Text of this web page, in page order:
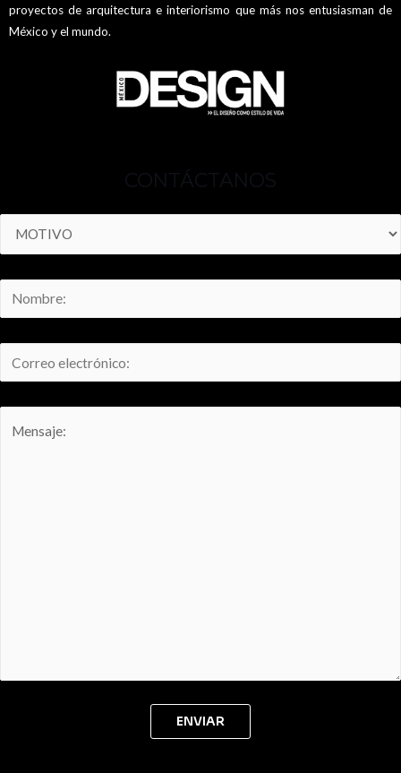
proyectos de arquitectura e interiorismo que más nos entusiasman de
México y el mundo.
CONTÁCTANOS